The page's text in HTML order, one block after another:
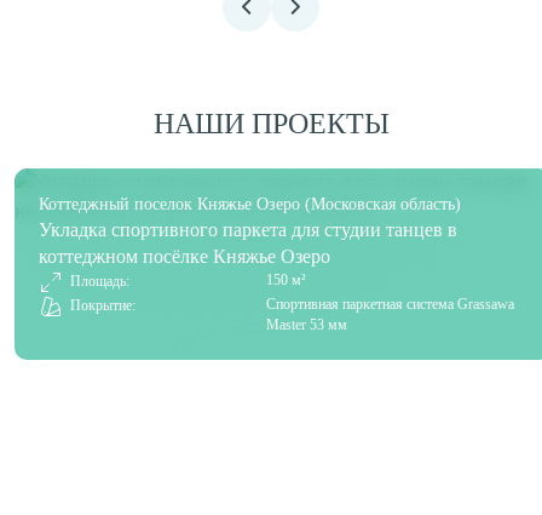
НАШИ ПРОЕКТЫ
Коттеджный поселок Княжье Озеро (Московская область)
Укладка спортивного паркета для студии танцев в
коттеджном посёлке Княжье Озеро
Площадь:
150 м²
Покрытие:
Спортивная паркетная система Grassawa
Master 53 мм